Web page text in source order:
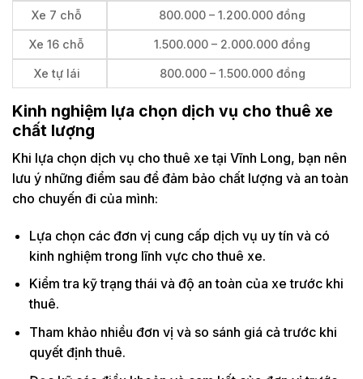
Xe 7 chỗ 800.000 – 1.200.000 đồng
Xe 16 chỗ 1.500.000 – 2.000.000 đồng
Xe tự lái 800.000 – 1.500.000 đồng
Kinh nghiệm lựa chọn dịch vụ cho thuê xe
chất lượng
Khi lựa chọn dịch vụ cho thuê xe tại Vĩnh Long, bạn nên
lưu ý những điểm sau để đảm bảo chất lượng và an toàn
cho chuyến đi của mình:
Lựa chọn các đơn vị cung cấp dịch vụ uy tín và có
kinh nghiệm trong lĩnh vực cho thuê xe.
Kiểm tra kỹ trạng thái và độ an toàn của xe trước khi
thuê.
Tham khảo nhiều đơn vị và so sánh giá cả trước khi
quyết định thuê.